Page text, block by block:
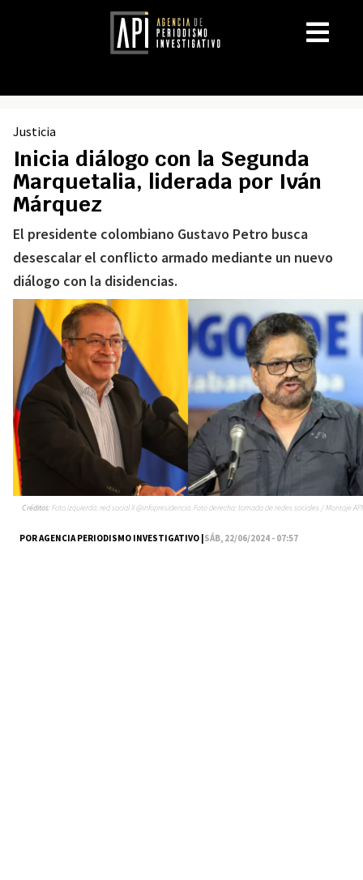
Justicia
Inicia diálogo con la Segunda
Marquetalia, liderada por Iván
Márquez
El presidente colombiano Gustavo Petro busca
desescalar el conflicto armado mediante un nuevo
diálogo con la disidencias.
POR AGENCIA PERIODISMO INVESTIGATIVO |SÁB, 22/06/2024 - 07:57
Créditos:Foto izquierda: red social X @infopresidencia. Foto derecha: tomada de redes sociales / Montaje API